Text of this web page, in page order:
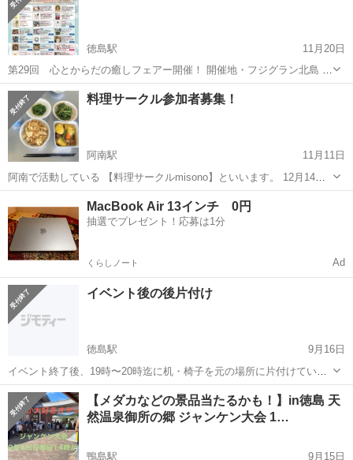
の入館体験、とくしま杉の骨壷...
徳島駅
11月20日
第29回 心とからだの癒しフェアー開催！ 開催地・フジグラン北島 1
階南側グランモール 12月6日 土曜日 10時〜19時半 12月7日 日曜日
10時〜18時半 各ブースをご利用されたお客様の中から抽選でJCBギ...
徳島 徳島市 徳島駅 その他 会場
料理サークル参加者募集！
阿南駅
11月11日
阿南で活動している 【料理サークルmisono】といいます。 12月14日9
時から阿南某所で 料理サークルを開催しますので 参加者を募集してい
ます。 今回作るのはハンバーグです。 詳細については参加者の方の
み...
サークル
MacBook Air 13インチ 0円
抽選でプレゼント！応募は1分
くらしノート Ad
イベント後の後片付け
徳島駅
9月16日
イベント終了後、19時〜20時迄に机・椅子を元の場所に片付けていた
だきます。お客様が歩いておられるので充分に気をつけて運んでいた
だきます。詳細はお電話にて。
徳島 徳島市 徳島駅 その他
【メダカなどの景品当たるかも！】in徳島 天
然温泉御所の郷 ジャンケン大会 1…
鴨島駅
9月15日